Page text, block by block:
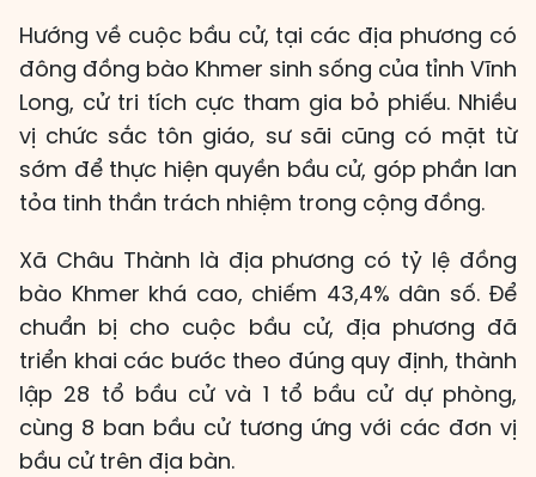
Hướng về cuộc bầu cử, tại các địa phương có
đông đồng bào Khmer sinh sống của tỉnh Vĩnh
Long, cử tri tích cực tham gia bỏ phiếu. Nhiều
vị chức sắc tôn giáo, sư sãi cũng có mặt từ
sớm để thực hiện quyền bầu cử, góp phần lan
tỏa tinh thần trách nhiệm trong cộng đồng.
Xã Châu Thành là địa phương có tỷ lệ đồng
bào Khmer khá cao, chiếm 43,4% dân số. Để
chuẩn bị cho cuộc bầu cử, địa phương đã
triển khai các bước theo đúng quy định, thành
lập 28 tổ bầu cử và 1 tổ bầu cử dự phòng,
cùng 8 ban bầu cử tương ứng với các đơn vị
bầu cử trên địa bàn.